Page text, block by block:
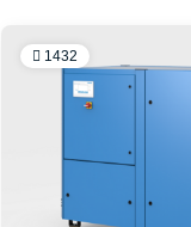
1432